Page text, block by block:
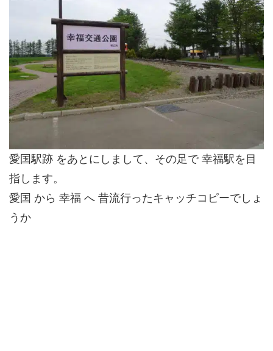
愛国駅跡 をあとにしまして、その足で 幸福駅を目
指します。
愛国 から 幸福 へ 昔流行ったキャッチコピーでしょ
うか